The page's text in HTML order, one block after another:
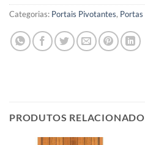
Categorias: Portais Pivotantes, Portas
PRODUTOS